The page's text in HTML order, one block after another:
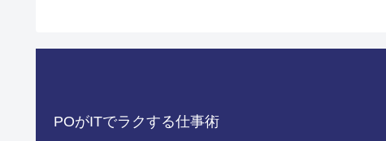
POがITでラクする仕事術